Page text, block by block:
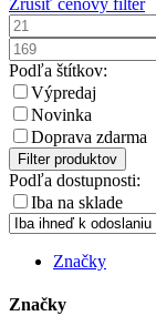
Podľa štítkov:
Výpredaj
Novinka
Doprava zdarma
Filter produktov
Podľa dostupnosti:
Iba na sklade
Značky
Značky